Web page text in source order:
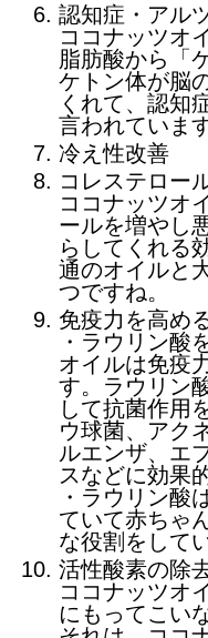
認知症・アル
ココナッツオ
脂肪酸から「
ケトン体が脳
くれて、認知
言われています
冷え性改善
コレステロー
ココナッツオ
ールを増やし
らしてくれる
通のオイルと
つですね。
免疫力を高め
・ラウリン酸
オイルは免疫
す。ラウリン
して抗菌作用
ウ球菌、アク
ルエンザ、エ
スなどに効果
・ラウリン酸
ていて赤ちゃ
な役割をして
活性酸素の除
ココナッツオ
にもってこい